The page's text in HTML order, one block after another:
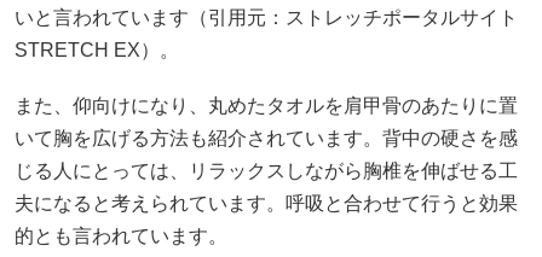
いと言われています（引用元： ストレッチポータルサイト
STRETCH EX）。
また、仰向けになり、丸めたタオルを肩甲骨のあたりに置
いて胸を広げる方法も紹介されています。背中の硬さを感
じる人にとっては、リラックスしながら胸椎を伸ばせる工
夫になると考えられています。呼吸と合わせて行うと効果
的とも言われています。